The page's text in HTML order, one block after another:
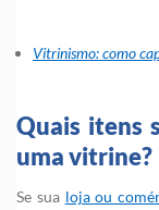
Vitrinismo: como
Quais itens
uma vitrine?
Se sua loja ou